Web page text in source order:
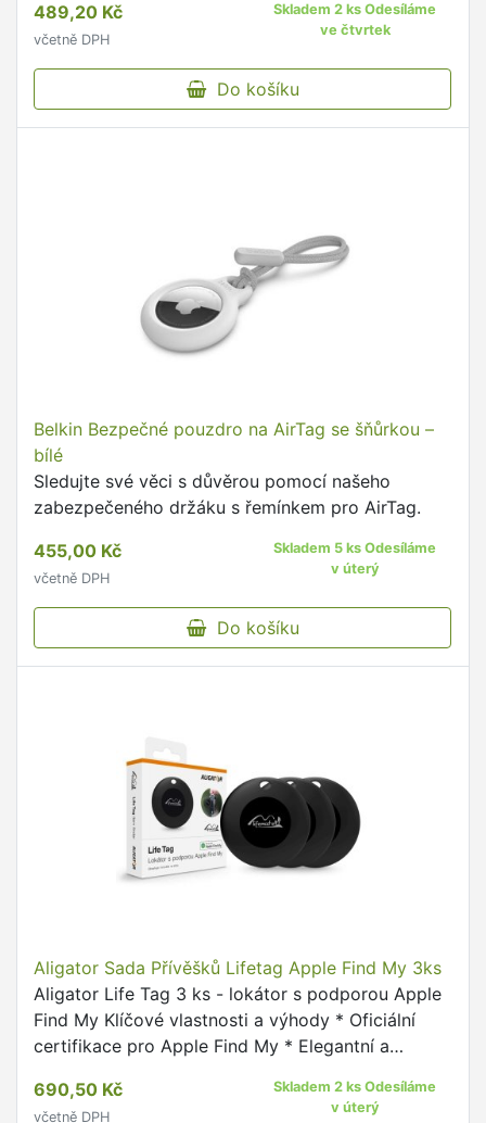
489,20 Kč
včetně DPH
Skladem 2 ks Odesíláme
ve čtvrtek
Do košíku
Belkin Bezpečné pouzdro na AirTag se šňůrkou –
bílé
Sledujte své věci s důvěrou pomocí našeho
zabezpečeného držáku s řemínkem pro AirTag.
455,00 Kč
včetně DPH
Skladem 5 ks Odesíláme
v úterý
Do košíku
Aligator Sada Přívěšků Lifetag Apple Find My 3ks
Aligator Life Tag 3 ks - lokátor s podporou Apple
Find My Klíčové vlastnosti a výhody * Oficiální
certifikace pro Apple Find My * Elegantní a
cennosti, …
690,50 Kč
včetně DPH
Skladem 2 ks Odesíláme
v úterý